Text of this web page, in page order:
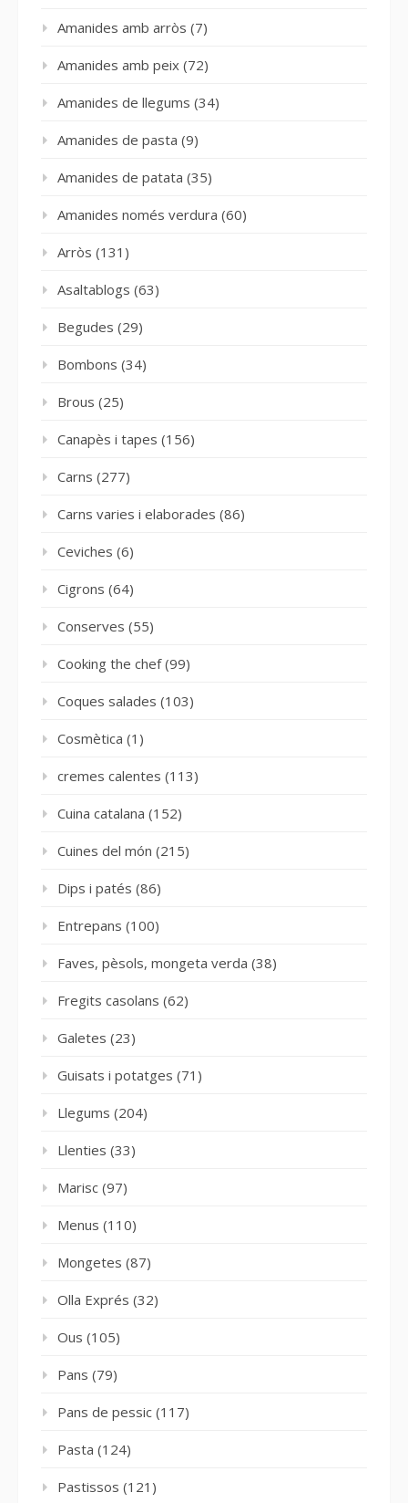
Amanides amb arròs (7)
Amanides amb peix (72)
Amanides de llegums (34)
Amanides de pasta (9)
Amanides de patata (35)
Amanides només verdura (60)
Arròs (131)
Asaltablogs (63)
Begudes (29)
Bombons (34)
Brous (25)
Canapès i tapes (156)
Carns (277)
Carns varies i elaborades (86)
Ceviches (6)
Cigrons (64)
Conserves (55)
Cooking the chef(99)
Coques salades (103)
Cosmètica (1)
cremes calentes (113)
Cuina catalana (152)
Cuines del món (215)
Dips i patés (86)
Entrepans (100)
Faves, pèsols, mongeta verda (38)
Fregits casolans (62)
Galetes (23)
Guisats i potatges (71)
Llegums (204)
Llenties (33)
Marisc (97)
Menus (110)
Mongetes (87)
Olla Exprés (32)
Ous (105)
Pans (79)
Pans de pessic (117)
Pasta (124)
Pastissos (121)